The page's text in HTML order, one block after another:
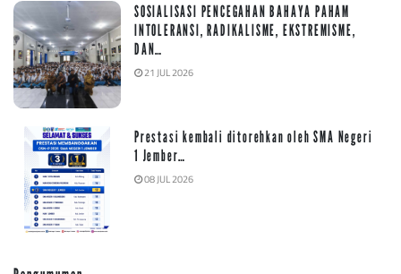
SOSIALISASI PENCEGAHAN BAHAYA PAHAM
INTOLERANSI, RADIKALISME, EKSTREMISME,
DAN…
21 JUL 2026
Prestasi kembali ditorehkan oleh SMA Negeri
1 Jember…
08 JUL 2026